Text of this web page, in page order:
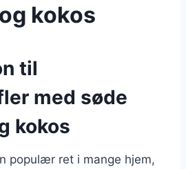
kokos
til
med søde
kokos
populær ret i mange hjem,